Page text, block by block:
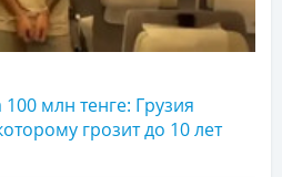
млн тенге: Грузия
грозит до 10 лет